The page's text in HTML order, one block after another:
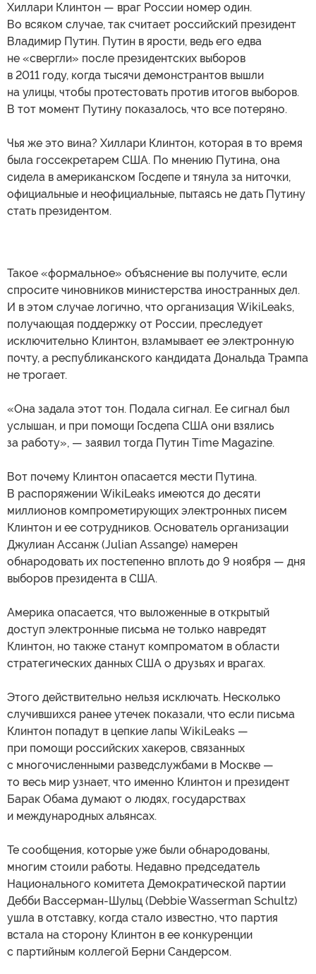
Хиллари Клинтон — враг России номер один.
Во всяком случае, так считает российский президент
Владимир Путин. Путин в ярости, ведь его едва
не «свергли» после президентских выборов
в 2011 году, когда тысячи демонстрантов вышли
на улицы, чтобы протестовать против итогов выборов.
В тот момент Путину показалось, что все потеряно.
Чья же это вина? Хиллари Клинтон, которая в то время
была госсекретарем США. По мнению Путина, она
сидела в американском Госдепе и тянула за ниточки,
официальные и неофициальные, пытаясь не дать Путину
стать президентом.
Такое «формальное» объяснение вы получите, если
спросите чиновников министерства иностранных дел.
И в этом случае логично, что организация WikiLeaks,
получающая поддержку от России, преследует
исключительно Клинтон, взламывает ее электронную
почту, а республиканского кандидата Дональда Трампа
не трогает.
«Она задала этот тон. Подала сигнал. Ее сигнал был
услышан, и при помощи Госдепа США они взялись
за работу», — заявил тогда Путин Time Magazine.
Вот почему Клинтон опасается мести Путина.
В распоряжении WikiLeaks имеются до десяти
миллионов компрометирующих электронных писем
Клинтон и ее сотрудников. Основатель организации
Джулиан Ассанж (Julian Assange) намерен
обнародовать их постепенно вплоть до 9 ноября — дня
выборов президента в США.
Америка опасается, что выложенные в открытый
доступ электронные письма не только навредят
Клинтон, но также станут компроматом в области
стратегических данных США о друзьях и врагах.
Этого действительно нельзя исключать. Несколько
случившихся ранее утечек показали, что если письма
Клинтон попадут в цепкие лапы WikiLeaks —
при помощи российских хакеров, связанных
с многочисленными разведслужбами в Москве —
то весь мир узнает, что именно Клинтон и президент
Барак Обама думают о людях, государствах
и международных альянсах.
Те сообщения, которые уже были обнародованы,
многим стоили работы. Недавно председатель
Национального комитета Демократической партии
Дебби Вассерман-Шульц (Debbie Wasserman Schultz)
ушла в отставку, когда стало известно, что партия
встала на сторону Клинтон в ее конкуренции
с партийным коллегой Берни Сандерсом.